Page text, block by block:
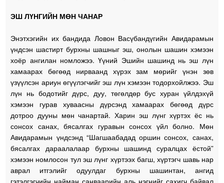
ЭШ ЛҮНГИЙН МӨН ЧАНАР
Энэтхэгийн их бандида Ловон Васүбандүгийн Авидарамын
үндсэн шастирт бурхны шашныг эш, онолын шашин хэмээн
хоёр ангилан номложээ. Үүний Эшийн шашинд нь эш лүн
хамаарах бөгөөд нирваанд хүрэх зам мөрийг үнэн зөв
үзүүлсэн ариун өгүүлэгчийг эш лүн хэмээн тодорхойлжээ. Эш
лүн нь бодотийг дүрс, дуу, төгөлдөр бус хуран үйлдэхүй
хэмээн гурав хуваасны дүрсэнд хамаарах бөгөөд дүрс
дотроо дууны мөн чанартай. Харин эш лүнг хүртэх ёс нь
сонсох санах, бясалгах гуравын сонсох үйл болно. Мөн
Авидарамын үндсэнд “Шагшаабадад оршин сонсох, санах,
бясалгах дараалалаар бурхны шашинд суралцах ёстой”
хэмээн номлосон тул эш лүнг хүртээх багш, хүртэгч шавь нар
аврал итгэлийг одуулдаг бурхны шашинтан, ангид